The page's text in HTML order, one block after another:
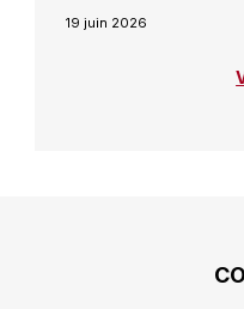
19 juin 2026